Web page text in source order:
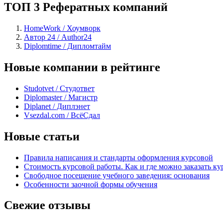
ТОП 3 Рефератных компаний
HomeWork / Хоумворк
Автор 24 / Author24
Diplomtime / Дипломтайм
Новые компании в рейтинге
Studotvet / Студответ
Diplomaster / Магистр
Diplanet / Диплэнет
Vsezdal.com / ВсёСдал
Новые статьи
Правила написания и стандарты оформления курсовой
Стоимость курсовой работы. Как и где можно заказать
Свободное посещение учебного заведения: основания
Особенности заочной формы обучения
Свежие отзывы